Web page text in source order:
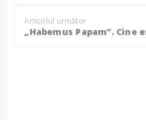
Articolul următor